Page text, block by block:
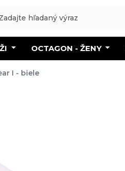
OCTAGON - ŽENY
I - biele